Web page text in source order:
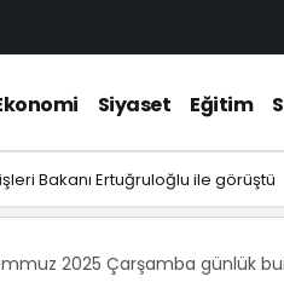
Siyaset Eğitim
Bakanı Ertuğruloğlu ile görüştü
2025 Çarşamba günlük